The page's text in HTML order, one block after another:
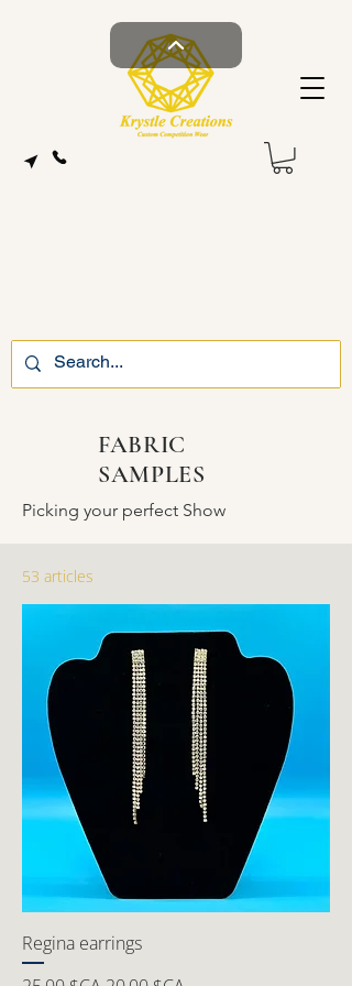
FABRIC
SAMPLES
Picking your perfect Show
53 articles
Regina earrings